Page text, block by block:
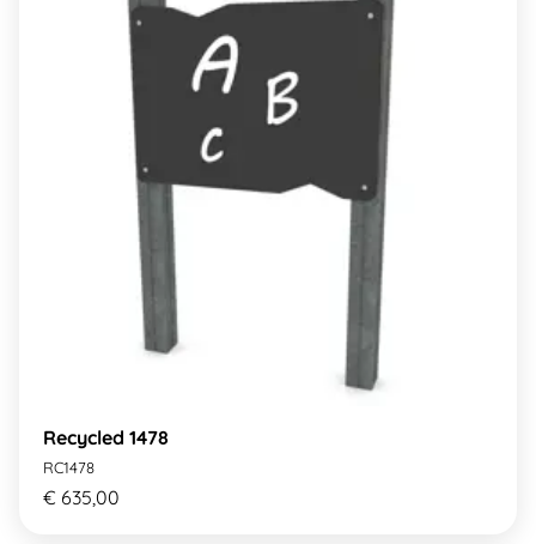
Recycled 1478
RC1478
€ 635,00